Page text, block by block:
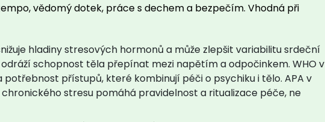
vědomý dotek, práce s dechem a bezpečím. Vhodná při
hladiny stresových hormonů a může zlepšit variabilitu srdeční
schopnost těla přepínat mezi napětím a odpočinkem. WHO v
potřebnost přístupů, které kombinují péči o psychiku i tělo. APA v
chronického stresu pomáhá pravidelnost a ritualizace péče, ne